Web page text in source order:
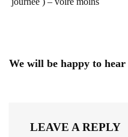
We will be happy to
LEAVE A REPLY